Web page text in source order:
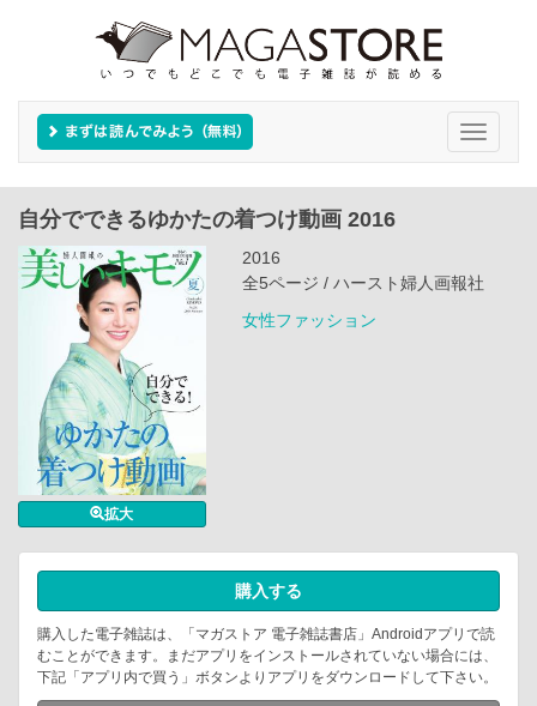
Toggle
自分でできるゆかたの着つけ動画 2016
拡大
2016
全5ページ / ハースト婦人画報社
女性ファッション
購入する
購入した電子雑誌は、「マガストア 電子雑誌書店」Androidアプリで読
むことができます。まだアプリをインストールされていない場合には、
下記「アプリ内で買う」ボタンよりアプリをダウンロードして下さい。